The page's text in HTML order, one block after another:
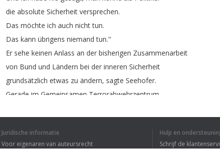
die absolute Sicherheit versprechen.
Das möchte ich auch nicht tun.
Das kann übrigens niemand tun."
Er sehe keinen Anlass an der bisherigen Zusammenarbeit
von Bund und Ländern bei der inneren Sicherheit
grundsätzlich etwas zu ändern, sagte Seehofer.
Gerade im Gemeinsamen Terrorabwehrzentrum
Juridische informatie
Voor eigenaren van auteursrecht
Hulp en
Schrijf de